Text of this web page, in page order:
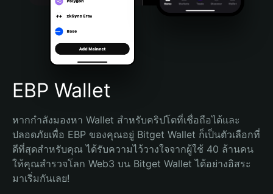
Português (Brasil)
Español (Argentina)
EBP Wallet
หากกำลังมองหา Wallet สำหรับคริปโตที่เชื่อถือได้และ
ปลอดภัยเพื่อ EBP ของคุณอยู่ Bitget Wallet ก็เป็นตัวเลือกที่
ดีที่สุดสำหรับคุณ ได้รับความไว้วางใจจากผู้ใช้ 40 ล้านคน
ให้คุณสำรวจโลก Web3 บน Bitget Wallet ได้อย่างอิสระ
มาเริ่มกันเลย!